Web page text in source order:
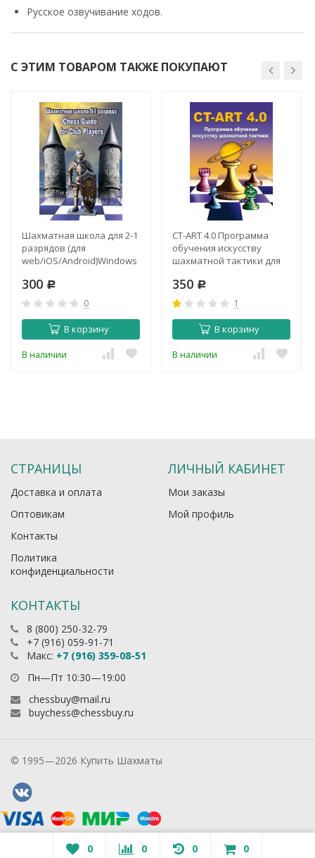
Русское озвучивание ходов.
С ЭТИМ ТОВАРОМ ТАКЖЕ ПОКУПАЮТ
Шахматная школа для 2-1
разрядов (для
web/iOS/Android)Windows
300 Р
0
В корзину
В наличии
CT-ART 4.0 Программа
обучения искусству
шахматной тактики для
350 Р
1
В корзину
В наличии
СТРАНИЦЫ
Доставка и оплата
Оптовикам
Контакты
Политика
конфиденциальности
ЛИЧНЫЙ КАБИНЕТ
Мои заказы
Мой профиль
КОНТАКТЫ
8 (800) 250-32-79
+7 (916) 059-91-71
Макс: +7 (916) 359-08-51
Пн—Пт 10:30—19:00
chessbuy@mail.ru
buychess@chessbuy.ru
© 1995—2026 Купить Шахматы
0 0 0 0